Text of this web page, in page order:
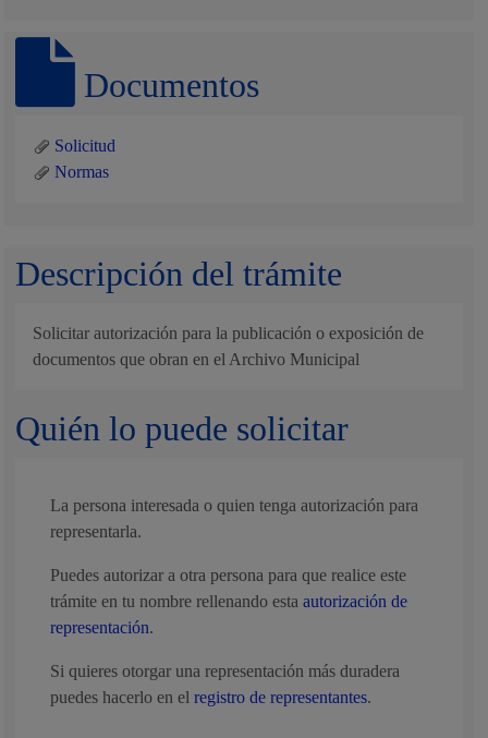
Documentos
Solicitud
Normas
Descripción del trámite
Solicitar autorización para la publicación o exposición de
documentos que obran en el Archivo Municipal
Quién lo puede solicitar
La persona interesada o quien tenga autorización para
representarla.
Puedes autorizar a otra persona para que realice este
trámite en tu nombre rellenando estaautorización de
representación.
Si quieres otorgar una representación más duradera
puedes hacerlo en elregistro de representantes.